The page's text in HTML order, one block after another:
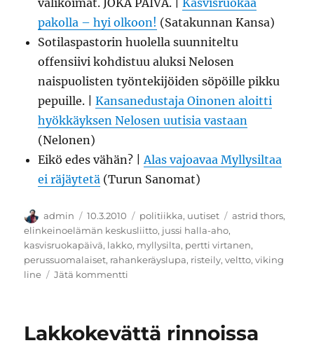
valikoimat. JOKA PÄIVÄ. |Kasvisruokaa
pakolla – hyi olkoon! (Satakunnan Kansa)
Sotilaspastorin huolella suunniteltu
offensiivi kohdistuu aluksi Nelosen
naispuolisten työntekijöiden söpöille pikku
pepuille. |Kansanedustaja Oinonen aloitti
hyökkäyksen Nelosen uutisia vastaan
(Nelonen)
Eikö edes vähän? |Alas vajoavaa Myllysiltaa
ei räjäytetä (Turun Sanomat)
Kirjoittaja
admin Julkaistu
10.3.2010 Kategoriat
politiikka, uutiset Avainsanat
astrid thors,
elinkeinoelämän keskusliitto, jussi halla-aho,
kasvisruokapäivä, lakko, myllysilta, pertti virtanen,
perussuomalaiset, rahankeräyslupa, risteily,veltto,viking
line
Jätä kommentti
Lakkokevättä rinnoissa